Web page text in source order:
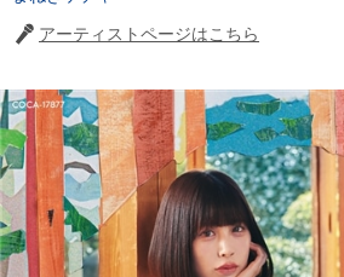
アーティストページはこちら